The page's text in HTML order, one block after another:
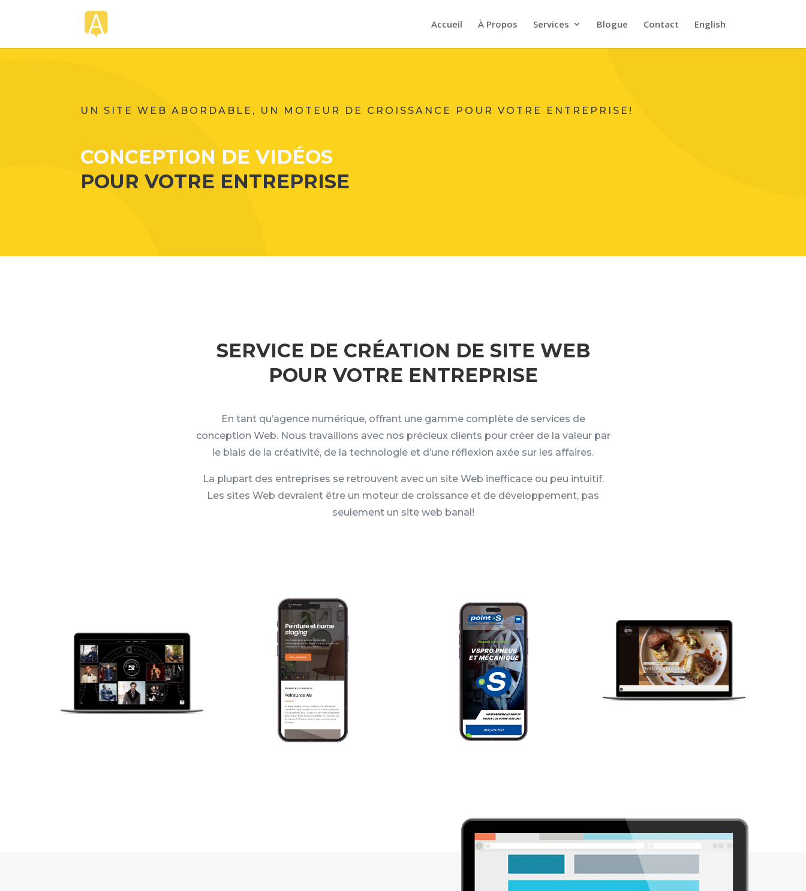
Accueil À Propos Services Blogue Contact English
UN SITE WEB ABORDABLE, UN MOTEUR DE CROISSANCE POUR VOTRE ENTREPRISE!
CONCEPTION DE VIDÉOS
POUR VOTRE ENTREPRISE
SERVICE DE CRÉATION DE SITE WEB
POUR VOTRE ENTREPRISE
En tant qu’agence numérique, offrant une gamme complète de services de
conception Web. Nous travaillons avec nos précieux clients pour créer de la valeur par
le biais de la créativité, de la technologie et d’une réflexion axée sur les affaires.
La plupart des entreprises se retrouvent avec un site Web inefficace ou peu intuitif.
Les sites Web devraient être un moteur de croissance et de développement, pas
seulement un site web banal!